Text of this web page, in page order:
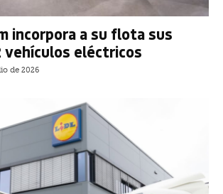
incorpora a su flota sus
vehículos eléctricos
de 2026